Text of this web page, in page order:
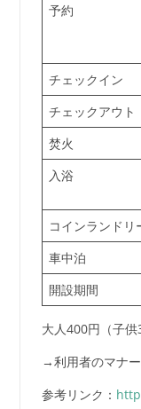
予約
チェックイン
チェックアウト
焚火
入浴
コインランドリ
車中泊
開設期間
大人400円（子供
→利用者のマナー
参考リンク：